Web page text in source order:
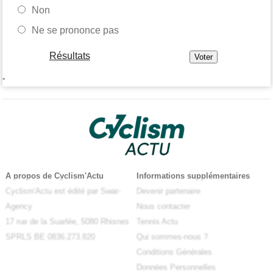
Non
Ne se prononce pas
Résultats
-
A propos de Cyclism'Actu
Cyclism'Actu est édité par Swar-
Agency
17 rue de la Suarlée, 5080 Rhisnes
SPRLS BE 0836.273.820
Informations supplémentaires
Devenir partenaire
Nous contacter
Tennis Actu
Qui sommes-nous ?
Conditions Générales
Données Personnelles